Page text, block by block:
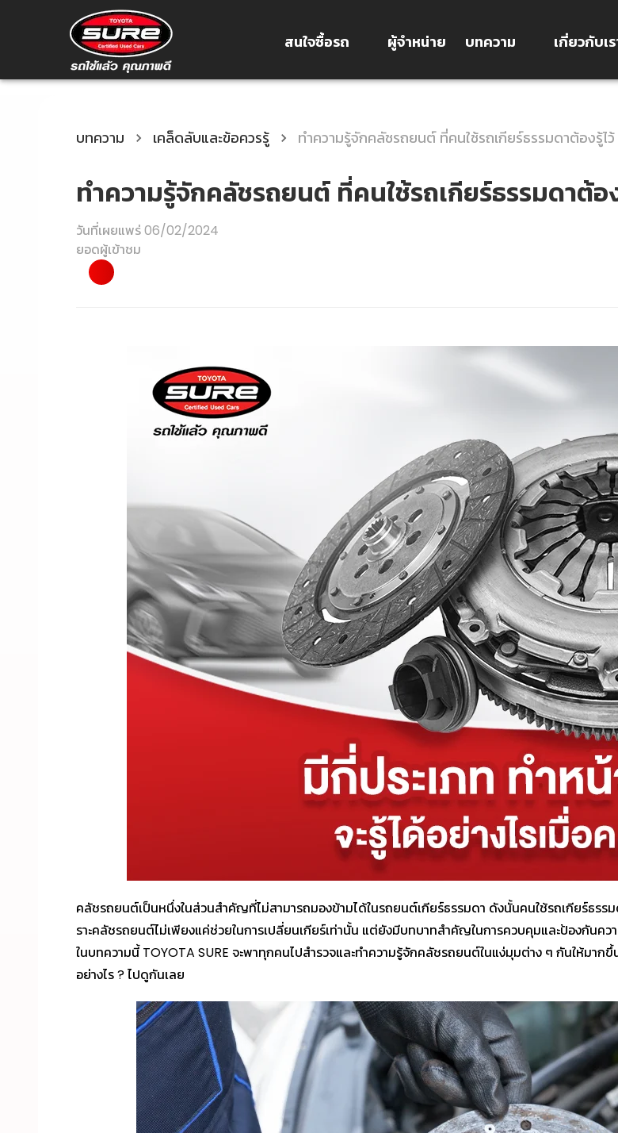
สนใจซื้อรถ ผู้จำหน่าย บทความ เกี่ยวกับเร
บทความ เคล็ดลับและข้อควรรู้ ทำความรู้จักคลัชรถยนต์ ที่คนใช้รถเกียร์ธรรมดาต้องรู้ไว้
ทำความรู้จักคลัชรถยนต์ ที่คนใช้รถเกียร์ธรรมดาต้อ
วันที่เผยแพร่06/02/2024
ยอดผู้เข้าชม
คลัชรถยนต์เป็นหนึ่งในส่วนสำคัญที่ไม่สามารถมองข้ามได้ในรถยนต์เกียร์ธรรมดา ดังนั้นคนใช้รถเกียร์ธรร
ราะคลัชรถยนต์ไม่เพียงแค่ช่วยในการเปลี่ยนเกียร์เท่านั้น แต่ยังมีบทบาทสำคัญในการควบคุมและป้องกันคว
ในบทความนี้ TOYOTA SURE จะพาทุกคนไปสำรวจและทำความรู้จักคลัชรถยนต์ในแง่มุมต่าง ๆ กันให้มา
อย่างไร ? ไปดูกันเลย